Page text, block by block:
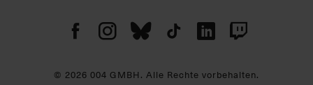
© 2026 004 GMBH. Alle Rechte vorbehalten.